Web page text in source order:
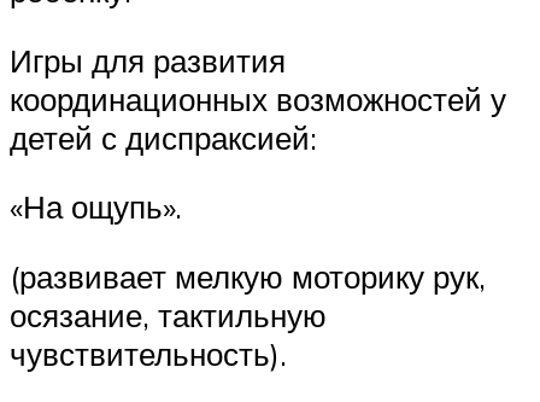
Игры для развития
координационных возможностей у
детей с диспраксией:
«На ощупь».
(развивает мелкую моторику рук,
осязание, тактильную
чувствительность).